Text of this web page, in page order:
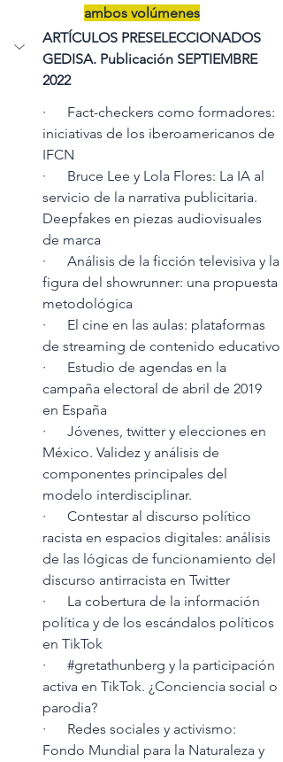
ambos volúmenes
ARTÍCULOS PRESELECCIONADOS
GEDISA. Publicación SEPTIEMBRE
2022
·      Fact-checkers como formadores:
iniciativas de los iberoamericanos de
IFCN
·      Bruce Lee y Lola Flores: La IA al
servicio de la narrativa publicitaria.
Deepfakes en piezas audiovisuales
de marca
·      Análisis de la ficción televisiva y la
figura del showrunner: una propuesta
metodológica
·      El cine en las aulas: plataformas
de streaming de contenido educativo
·      Estudio de agendas en la
campaña electoral de abril de 2019
en España
·      Jóvenes, twitter y elecciones en
México. Validez y análisis de
componentes principales del
modelo interdisciplinar.
·      Contestar al discurso político
racista en espacios digitales: análisis
de las lógicas de funcionamiento del
discurso antirracista en Twitter
·      La cobertura de la información
política y de los escándalos políticos
en TikTok
· #gretathunberg y la participación
activa en TikTok. ¿Conciencia social o
parodia?
·      Redes sociales y activismo:
Fondo Mundial para la Naturaleza y